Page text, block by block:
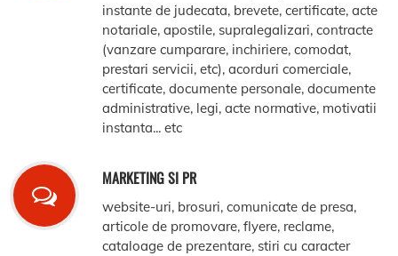
instante de judecata, brevete, certificate, acte
notariale, apostile, supralegalizari, contracte
(vanzare cumparare, inchiriere, comodat,
prestari servicii, etc), acorduri comerciale,
certificate, documente personale, documente
administrative, legi, acte normative, motivatii
instanta... etc
MARKETING SI PR
website-uri, brosuri, comunicate de presa,
articole de promovare, flyere, reclame,
cataloage de prezentare, stiri cu caracter